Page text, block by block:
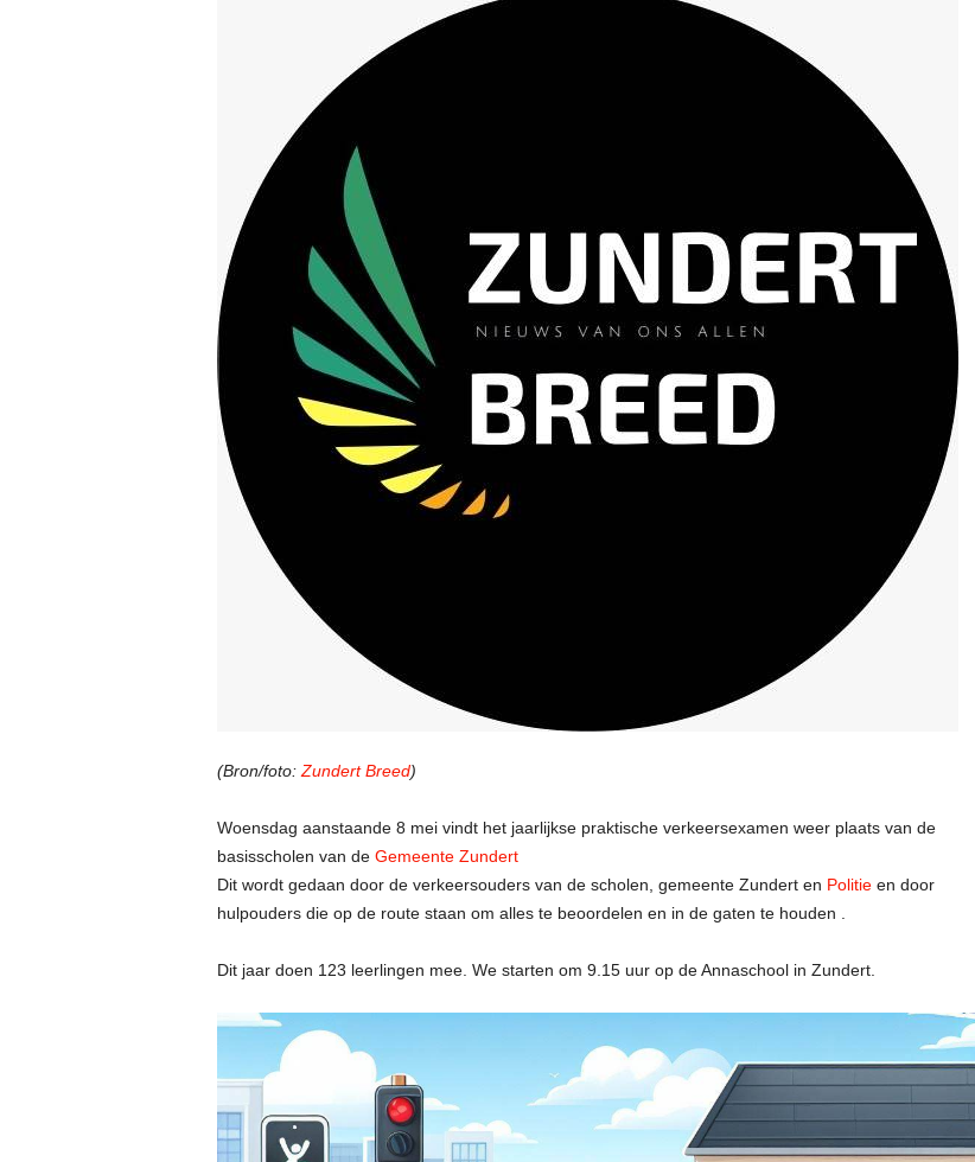
(Bron/foto: Zundert Breed)
Woensdag aanstaande 8 mei vindt het jaarlijkse praktische verkeersexamen weer plaats van de
basisscholen van de Gemeente Zundert
Dit wordt gedaan door de verkeersouders van de scholen, gemeente Zundert en Politieen door
hulpouders die op de route staan om alles te beoordelen en in de gaten te houden .
Dit jaar doen 123 leerlingen mee. We starten om 9.15 uur op de Annaschool in Zundert.